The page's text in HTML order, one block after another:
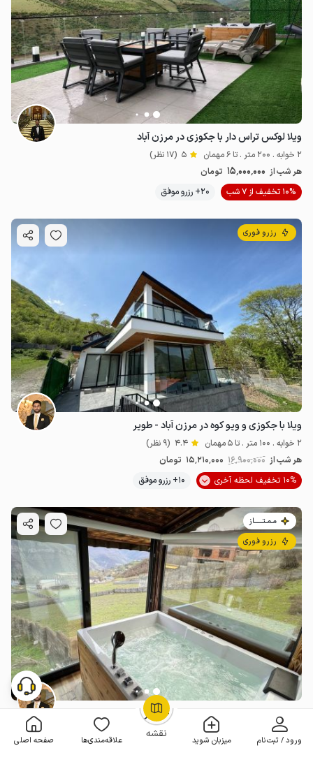
نقشه ورود / ثبت‌نام میزبان شوید علاقه‌مندی‌ها صفحه اصلی
4میلیون ت 5
OpenStreetMap
ویلا لوکس تراس دار با جکوزی در مرزن آباد
2 خوابه . 200 متر . تا 6 مهمان 5 (17 نظر)
هر شب از 15٬000٬000 تومان
10% تخفیف از 7 شب
20+ رزرو موفق
رزرو فوری
ویلا با جکوزی و ویو کوه در مرزن آباد - طویر
2 خوابه . 100 متر . تا 5 مهمان 4.4 (9 نظر)
هر شب از 16٬900٬000 15٬210٬000 تومان
10% تخفیف لحظه آخری
10+ رزرو موفق
مـمـتــــــاز
رزرو فوری
ویلا جنگلی با جکوزی در مرزن آباد - طویر
بدون خواب . 65 متر . تا 2 مهمان 4.8 (39 نظر)
هر شب از
10٬400٬000 7٬280٬000